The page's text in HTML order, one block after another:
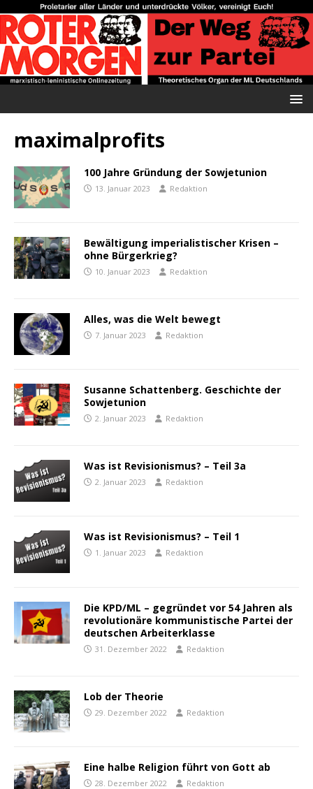
maximalprofits
100 Jahre Gründung der Sowjetunion
13. Januar 2023 Redaktion
Bewältigung imperialistischer Krisen –
ohne Bürgerkrieg?
10. Januar 2023 Redaktion
Alles, was die Welt bewegt
7. Januar 2023 Redaktion
Susanne Schattenberg. Geschichte der
Sowjetunion
2. Januar 2023 Redaktion
Was ist Revisionismus? – Teil 3a
2. Januar 2023 Redaktion
Was ist Revisionismus? – Teil 1
1. Januar 2023 Redaktion
Die KPD/ML – gegründet vor 54 Jahren als
revolutionäre kommunistische Partei der
deutschen Arbeiterklasse
31. Dezember 2022 Redaktion
Lob der Theorie
29. Dezember 2022 Redaktion
Eine halbe Religion führt von Gott ab
28. Dezember 2022 Redaktion